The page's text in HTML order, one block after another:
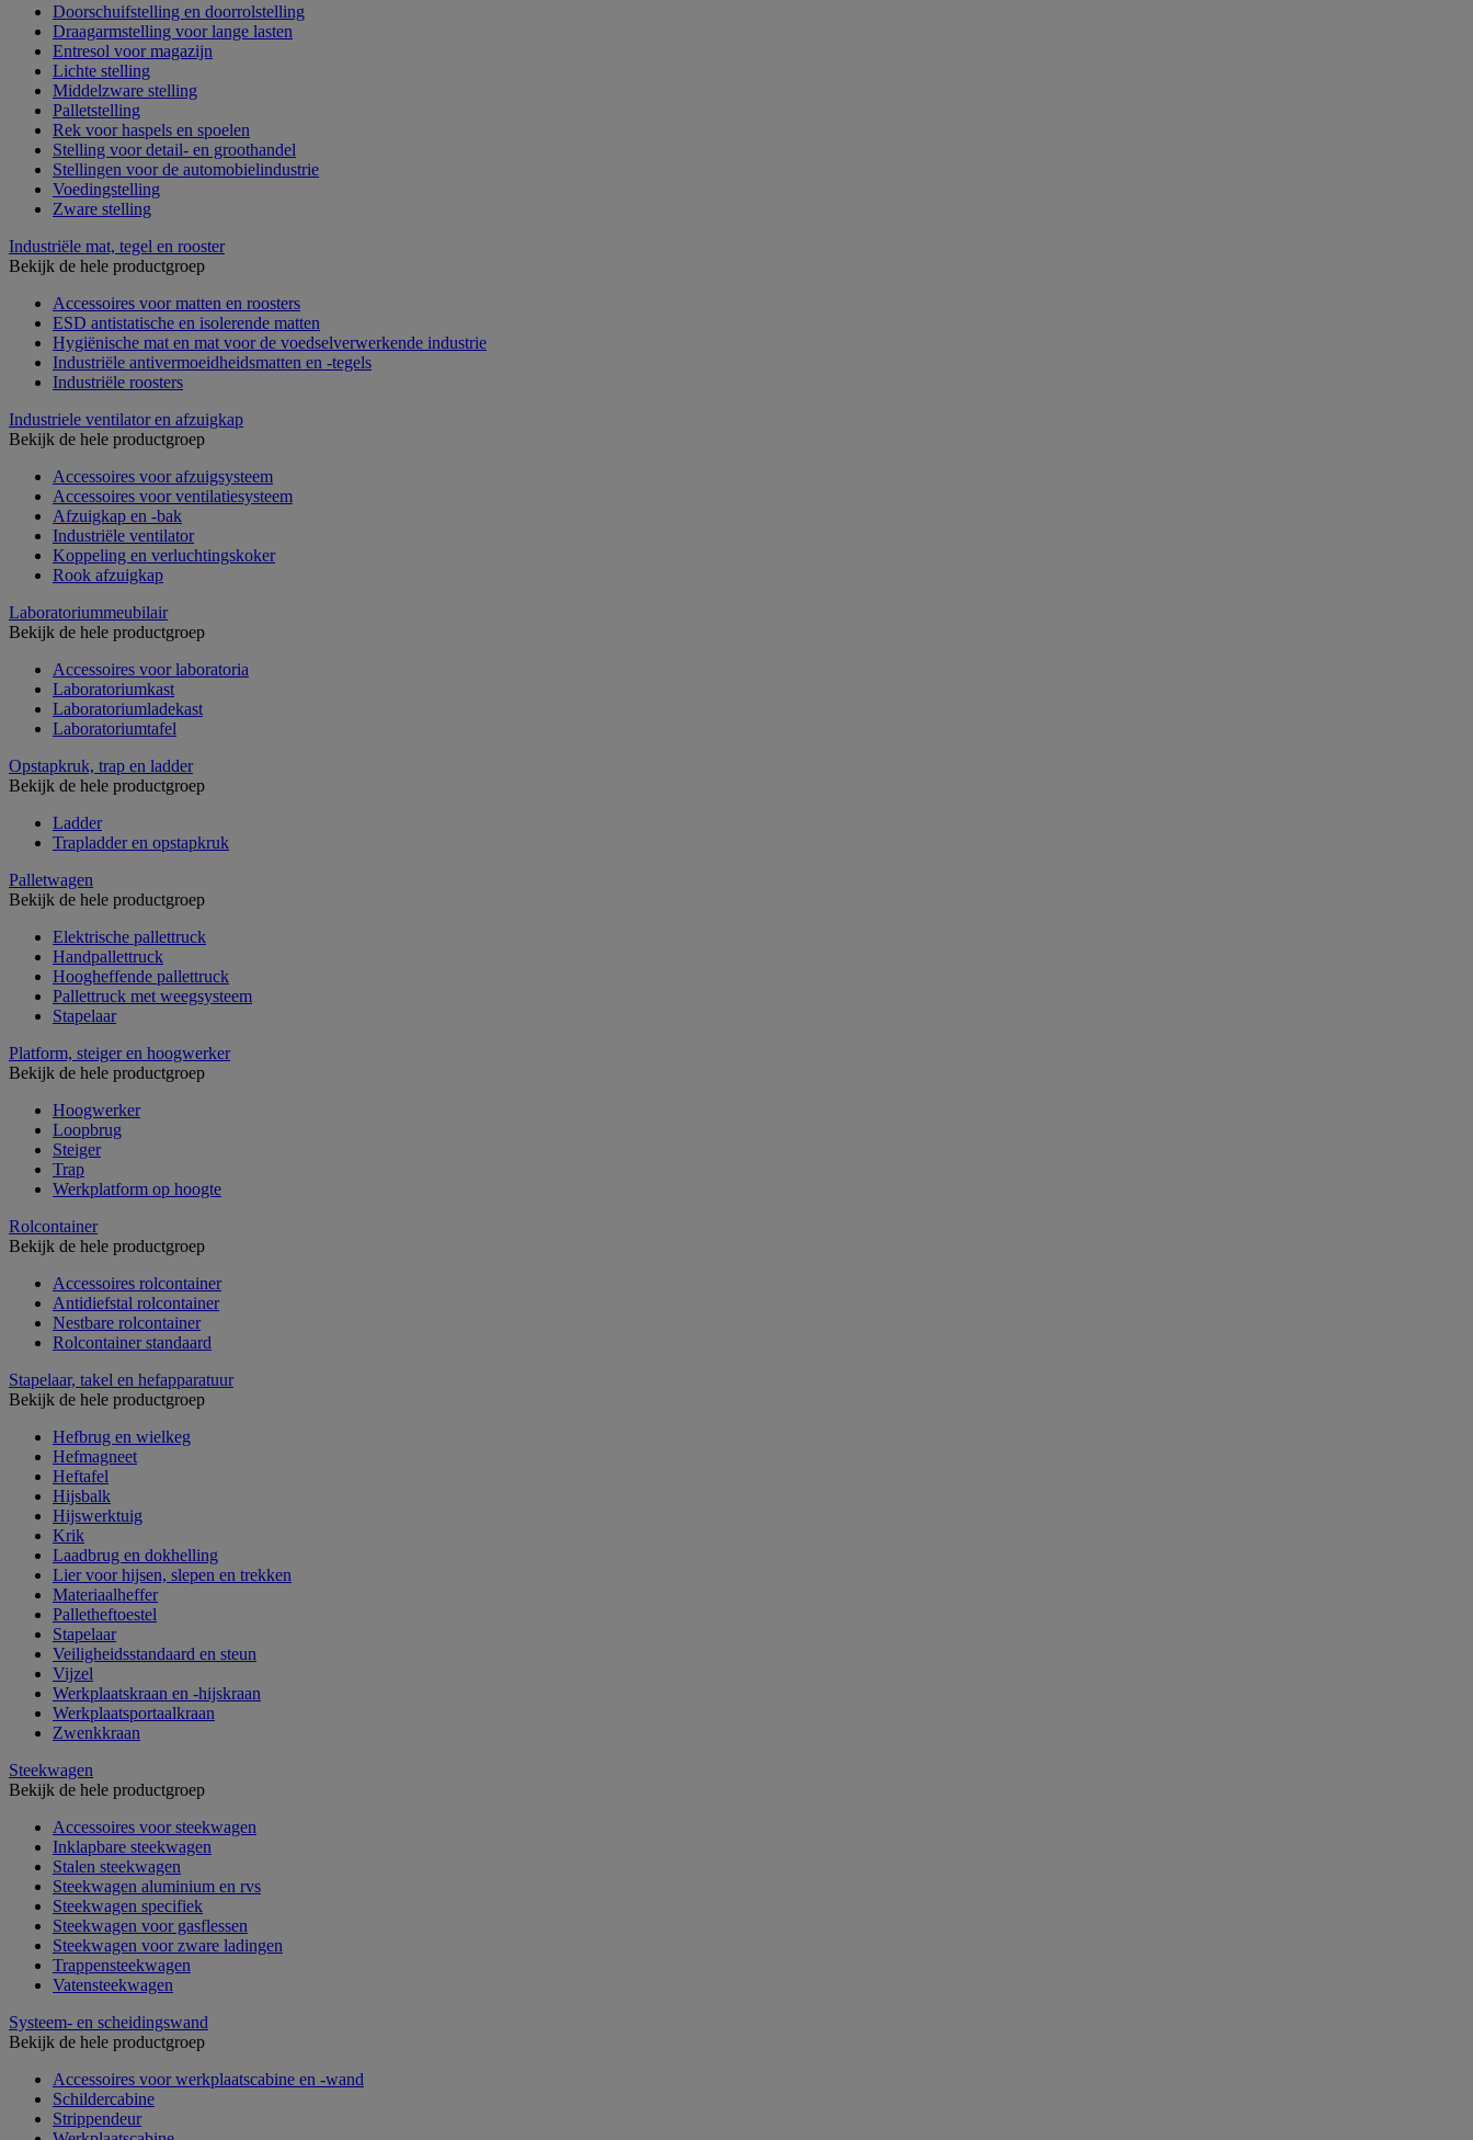
Doorschuifstelling en doorrolstelling
Draagarmstelling voor lange lasten
Entresol voor magazijn
Lichte stelling
Middelzware stelling
Palletstelling
Rek voor haspels en spoelen
Stelling voor detail- en groothandel
Stellingen voor de automobielindustrie
Voedingstelling
Zware stelling
Industriële mat, tegel en rooster
Bekijk de hele productgroep
Accessoires voor matten en roosters
ESD antistatische en isolerende matten
Hygiënische mat en mat voor de voedselverwerkende industrie
Industriële antivermoeidheidsmatten en -tegels
Industriële roosters
Industriele ventilator en afzuigkap
Bekijk de hele productgroep
Accessoires voor afzuigsysteem
Accessoires voor ventilatiesysteem
Afzuigkap en -bak
Industriële ventilator
Koppeling en verluchtingskoker
Rook afzuigkap
Laboratoriummeubilair
Bekijk de hele productgroep
Accessoires voor laboratoria
Laboratoriumkast
Laboratoriumladekast
Laboratoriumtafel
Opstapkruk, trap en ladder
Bekijk de hele productgroep
Ladder
Trapladder en opstapkruk
Palletwagen
Bekijk de hele productgroep
Elektrische pallettruck
Handpallettruck
Hoogheffende pallettruck
Pallettruck met weegsysteem
Stapelaar
Platform, steiger en hoogwerker
Bekijk de hele productgroep
Hoogwerker
Loopbrug
Steiger
Trap
Werkplatform op hoogte
Rolcontainer
Bekijk de hele productgroep
Accessoires rolcontainer
Antidiefstal rolcontainer
Nestbare rolcontainer
Rolcontainer standaard
Stapelaar, takel en hefapparatuur
Bekijk de hele productgroep
Hefbrug en wielkeg
Hefmagneet
Heftafel
Hijsbalk
Hijswerktuig
Krik
Laadbrug en dokhelling
Lier voor hijsen, slepen en trekken
Materiaalheffer
Palletheftoestel
Stapelaar
Veiligheidsstandaard en steun
Vijzel
Werkplaatskraan en -hijskraan
Werkplaatsportaalkraan
Zwenkkraan
Steekwagen
Bekijk de hele productgroep
Accessoires voor steekwagen
Inklapbare steekwagen
Stalen steekwagen
Steekwagen aluminium en rvs
Steekwagen specifiek
Steekwagen voor gasflessen
Steekwagen voor zware ladingen
Trappensteekwagen
Vatensteekwagen
Systeem- en scheidingswand
Bekijk de hele productgroep
Accessoires voor werkplaatscabine en -wand
Schildercabine
Strippendeur